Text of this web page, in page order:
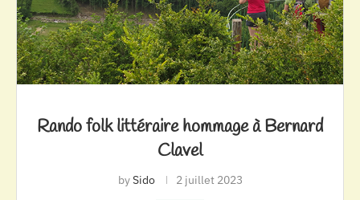
Rando folk littéraire hommage à Bernard
Clavel
bySido 2 juillet 2023